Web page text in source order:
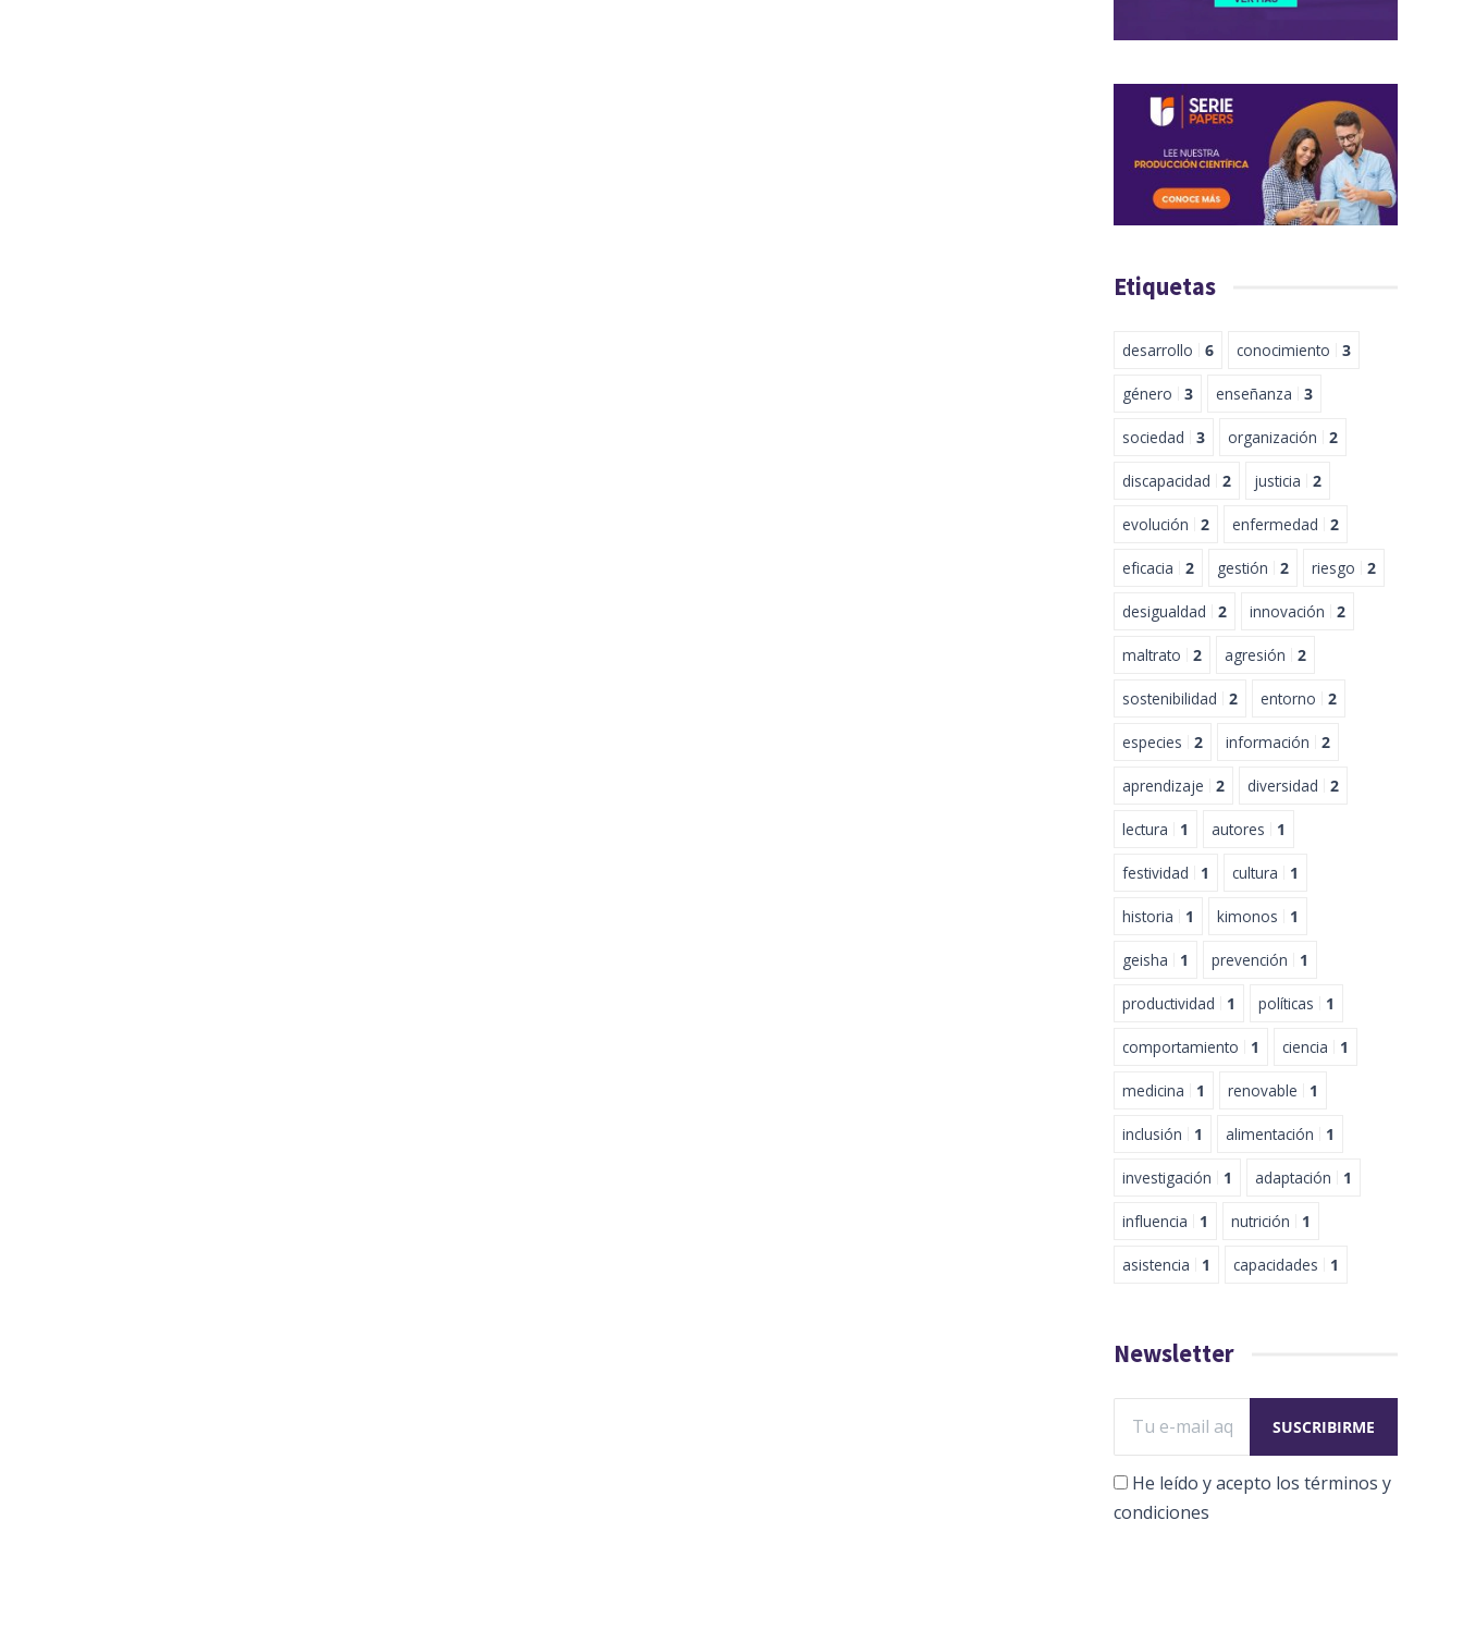
Etiquetas
desarrollo 6 conocimiento 3
género 3 enseñanza 3
sociedad 3 organización 2
discapacidad 2 justicia 2
evolución 2 enfermedad 2
eficacia 2 gestión 2 riesgo 2
desigualdad 2 innovación 2
maltrato 2 agresión 2
sostenibilidad 2 entorno 2
especies 2 información 2
aprendizaje 2 diversidad 2
lectura 1 autores 1
festividad 1 cultura 1
historia 1 kimonos 1
geisha 1 prevención 1
productividad 1 políticas 1
comportamiento 1 ciencia 1
medicina 1 renovable 1
inclusión 1 alimentación 1
investigación 1 adaptación 1
influencia 1 nutrición 1
asistencia 1 capacidades 1
Newsletter
He leído y acepto los términos y
condiciones